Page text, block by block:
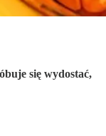
się wydostać,